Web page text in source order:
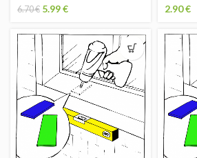
6.70€ 5.99€
2.90€